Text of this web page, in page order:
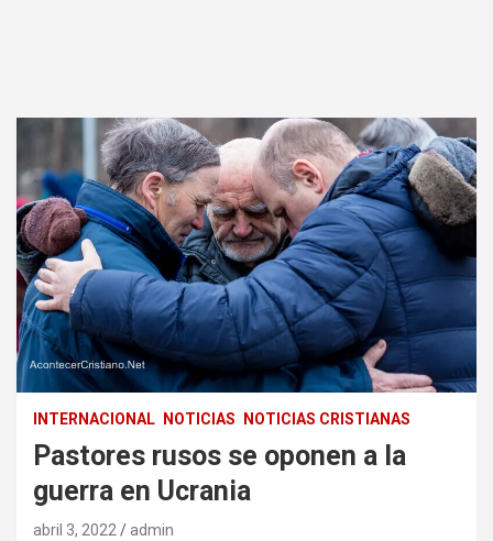
INTERNACIONAL NOTICIAS NOTICIAS CRISTIANAS
Pastores rusos se oponen a la
guerra en Ucrania
abril 3, 2022 admin